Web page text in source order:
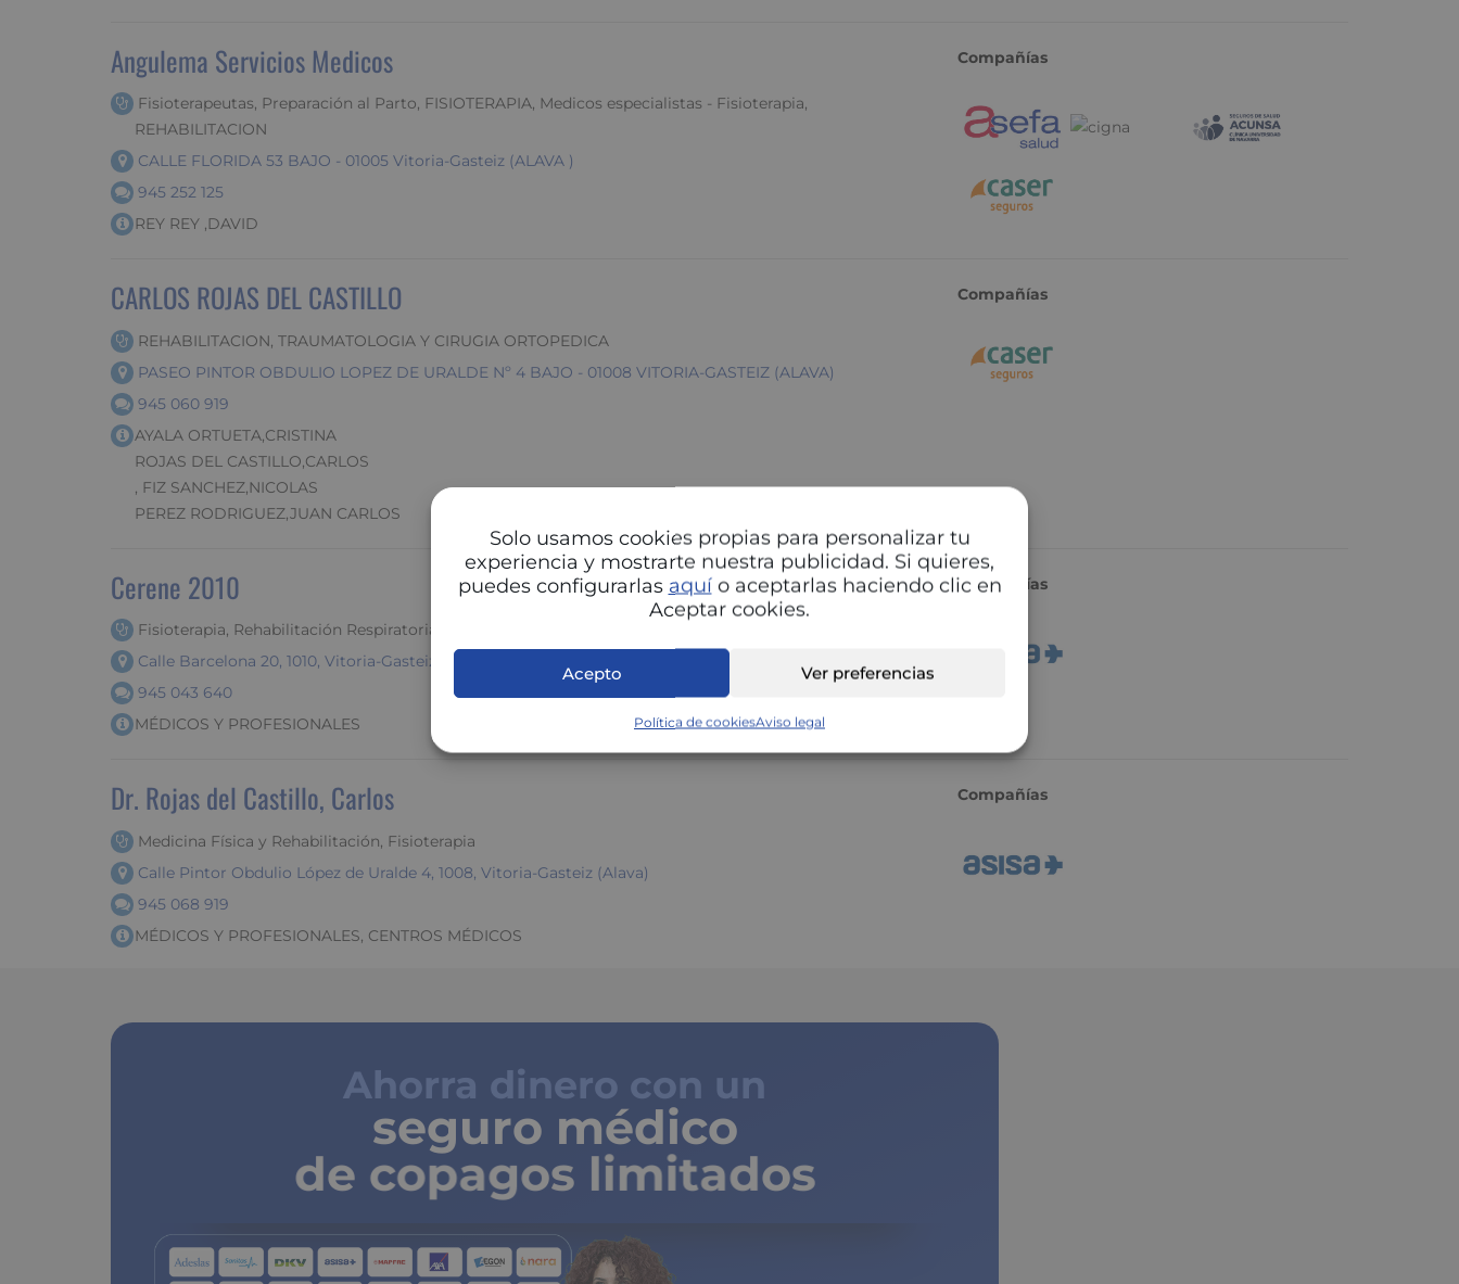
Solo usamos cookies propias para personalizar tu
experiencia y mostrarte nuestra publicidad. Si quieres,
puedes configurarlas aquío aceptarlas haciendo clic en
Aceptar cookies.
Acepto Ver preferencias
Política de cookiesAviso legal
Angulema Servicios Medicos
Fisioterapeutas, Preparación al Parto, FISIOTERAPIA, Medicos especialistas - Fisioterapia,
REHABILITACION
CALLE FLORIDA 53 BAJO - 01005 Vitoria-Gasteiz (ALAVA )
945 252 125
REY REY ,DAVID
Compañías
CARLOS ROJAS DEL CASTILLO
REHABILITACION, TRAUMATOLOGIA Y CIRUGIA ORTOPEDICA
PASEO PINTOR OBDULIO LOPEZ DE URALDE Nº 4 BAJO - 01008 VITORIA-GASTEIZ (ALAVA)
945 060 919
AYALA ORTUETA,CRISTINA
ROJAS DEL CASTILLO,CARLOS
, FIZ SANCHEZ,NICOLAS
PEREZ RODRIGUEZ,JUAN CARLOS
Compañías
Cerene 2010
Fisioterapia, Rehabilitación Respiratoria...
Calle Barcelona 20, 1010, Vitoria-Gasteiz (Alava)
945 043 640
MÉDICOS Y PROFESIONALES
Compañías
Dr. Rojas del Castillo, Carlos
Medicina Física y Rehabilitación, Fisioterapia
Calle Pintor Obdulio López de Uralde 4, 1008, Vitoria-Gasteiz (Alava)
945 068 919
MÉDICOS Y PROFESIONALES, CENTROS MÉDICOS
Compañías
Ahorra dinero con un
seguro médico
de copagos limitados